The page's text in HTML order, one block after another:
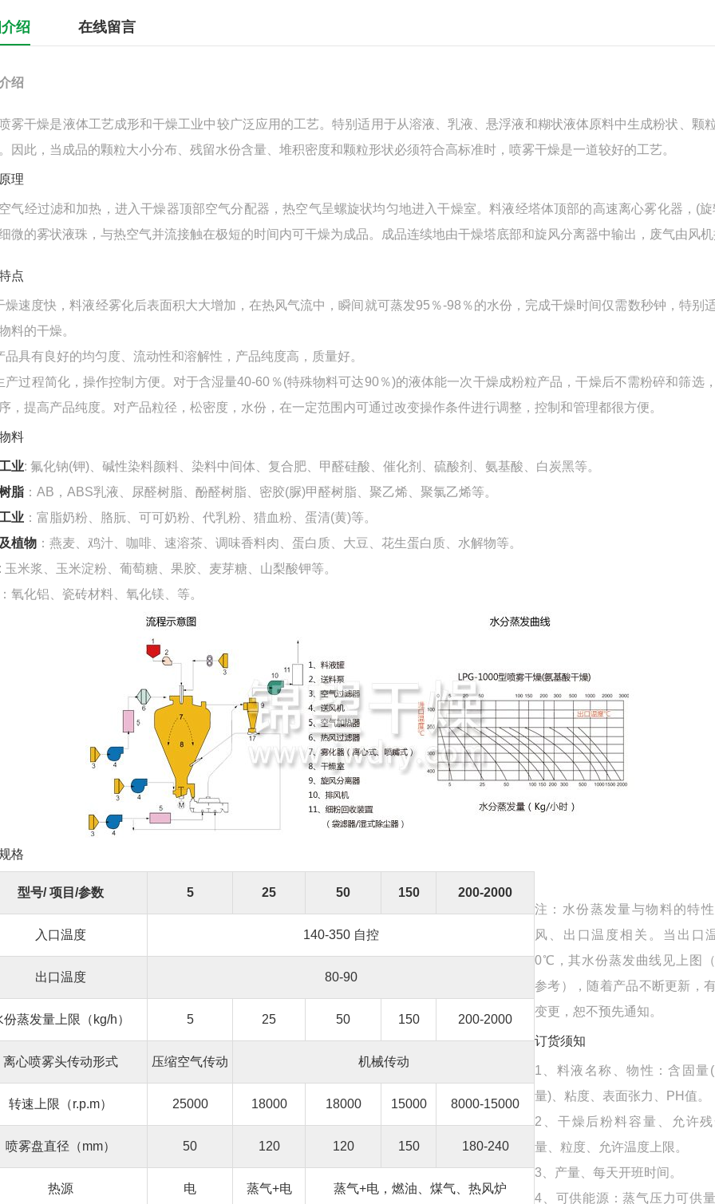
绍 在线留言
绍
燥是液体工艺成形和干燥工业中较广泛应用的工艺。特别适用于从溶液、乳液、悬浮液和糊状液体原料中生成粉状、颗
因此，当成品的颗粒大小分布、残留水份含量、堆积密度和颗粒形状必须符合高标准时，喷雾干燥是一道较好的工艺。
理
过滤和加热，进入干燥器顶部空气分配器，热空气呈螺旋状均匀地进入干燥室。料液经塔体顶部的高速离心雾化器，(旋
微的雾状液珠，与热空气并流接触在极短的时间内可干燥为成品。成品连续地由干燥塔底部和旋风分离器中输出，废气由风
点
燥速度快，料液经雾化后表面积大大增加，在热风气流中，瞬间就可蒸发95％-98％的水份，完成干燥时间仅需数秒钟，特别
料的干燥。
品具有良好的均匀度、流动性和溶解性，产品纯度高，质量好。
产过程简化，操作控制方便。对于含湿量40-60％(特殊物料可达90％)的液体能一次干燥成粉粒产品，干燥后不需粉碎和筛选
，提高产品纯度。对产品粒径，松密度，水份，在一定范围内可通过改变操作条件进行调整，控制和管理都很方便。
料
业: 氟化钠(钾)、碱性染料颜料、染料中间体、复合肥、甲醛硅酸、催化剂、硫酸剂、氨基酸、白炭黑等。
脂 ：AB，ABS乳液、尿醛树脂、酚醛树脂、密胶(脲)甲醛树脂、聚乙烯、聚氯乙烯等。
业 ：富脂奶粉、胳朊、可可奶粉、代乳粉、猎血粉、蛋清(黄)等。
植物 ：燕麦、鸡汁、咖啡、速溶茶、调味香料肉、蛋白质、大豆、花生蛋白质、水解物等。
玉米浆、玉米淀粉、葡萄糖、果胶、麦芽糖、山梨酸钾等。
氧化铝、瓷砖材料、氧化镁、等。
格
型号/ 项目/参数 5 25 50 150 200-2000
入口温度 140-350 自控
出口温度 80-90
份蒸发量上限（kg/h） 5 25 50 150 200-2000
离心喷雾头传动形式 压缩空气传动 机械传动
转速上限（r.p.m） 25000 18000 18000 15000 8000-15000
喷雾盘直径（mm） 50 120 120 150 180-240
热源 电 蒸气+电 蒸气+电，燃油、煤气、热风炉
注：水份蒸发量与物料的特
风、出口温度相关。当出口
0℃，其水份蒸发曲线见上图
参考），随着产品不断更新，
变更，恕不预先通知。
订货须知
1、料液名称、物性：含固量
量)、粘度、表面张力、PH值。
2、干燥后粉料容量、允许
量、粒度、允许温度上限。
3、产量、每天开班时间。
4、可供能源：蒸气压力可供